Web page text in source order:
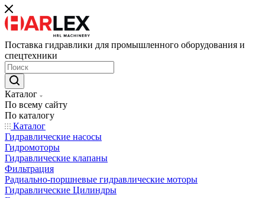
Поставка гидравлики для промышленного оборудования и
спецтехники
Каталог
По всему сайту
По каталогу
Каталог
Гидравлические насосы
Гидромоторы
Гидравлические клапаны
Фильтрация
Радиально-поршневые гидравлические моторы
Гидравлические Цилиндры